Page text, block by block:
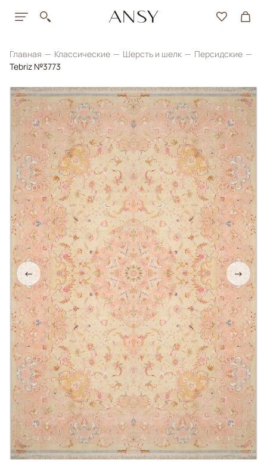
Главная Классические Шерсть и шелк
Персидские
Tebriz №3773
← →